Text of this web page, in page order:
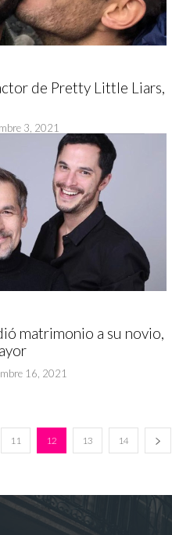
de Pretty Little Liars,
3, 2021
matrimonio a su novio,
16, 2021
11 12 13 14